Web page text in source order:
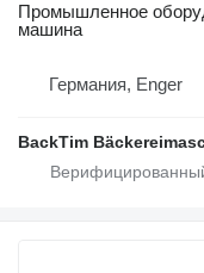
Промышленное
машина
Германия, Enger
BackTim